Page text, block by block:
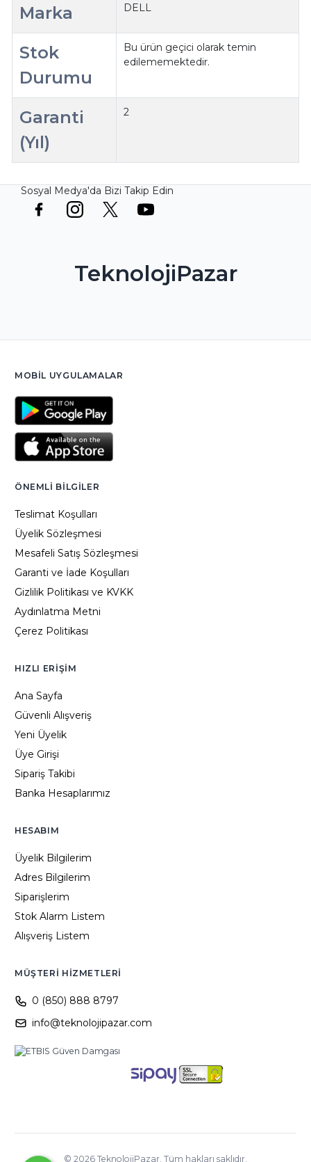
Marka DELL
Stok
Durumu
Bu ürün geçici olarak temin
edilememektedir.
Garanti
(Yıl)
2
Sosyal Medya'da Bizi Takip Edin
TeknolojiPazar
MOBIL UYGULAMALAR
ÖNEMLI BILGILER
Teslimat Koşulları
Üyelik Sözleşmesi
Mesafeli Satış Sözleşmesi
Garanti ve İade Koşulları
Gizlilik Politikası ve KVKK
Aydınlatma Metni
Çerez Politikası
HIZLI ERIŞIM
Ana Sayfa
Güvenli Alışveriş
Yeni Üyelik
Üye Girişi
Sipariş Takibi
Banka Hesaplarımız
HESABIM
Üyelik Bilgilerim
Adres Bilgilerim
Siparişlerim
Stok Alarm Listem
Alışveriş Listem
MÜŞTERI HIZMETLERI
0 (850) 888 8797
info@teknolojipazar.com
© 2026 TeknolojiPazar. Tüm hakları saklıdır.